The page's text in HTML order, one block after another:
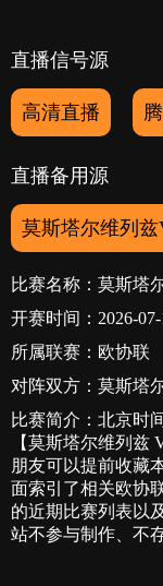
直播信号源
高清直播
直播备用源
莫斯塔尔维列
比赛名称：莫斯塔
开赛时间：2026-07-
所属联赛： 欧协联
对阵双方：莫斯塔
比赛简介：北京时
【莫斯塔尔维列兹
朋友可以提前收藏
面索引了相关欧协
的近期比赛列表以
站不参与制作、不